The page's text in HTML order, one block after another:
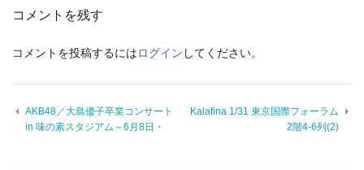
コメントを残す
コメントを投稿するにはログイン してください。
AKB48／大島優子卒業コンサート
in 味の素スタジアム～6月8日・
Kalafina 1/31 東京国際フォーラム
2階4-6列(2)